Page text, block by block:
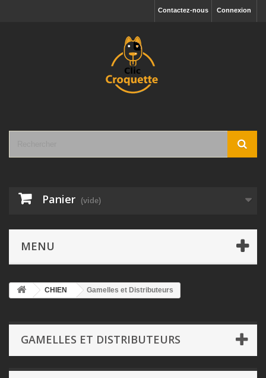
Connexion
Contactez-nous
Panier (vide)
MENU
CHIEN Gamelles et Distributeurs
GAMELLES ET DISTRIBUTEURS